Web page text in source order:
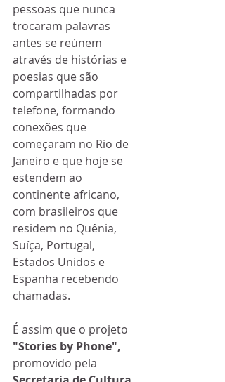
pessoas que nunca
trocaram palavras
antes se reúnem
através de histórias e
poesias que são
compartilhadas por
telefone, formando
conexões que
começaram no Rio de
Janeiro e que hoje se
estendem ao
continente africano,
com brasileiros que
residem no Quênia,
Suíça, Portugal,
Estados Unidos e
Espanha recebendo
chamadas.
É assim que o projeto
"Stories by Phone",
promovido pela